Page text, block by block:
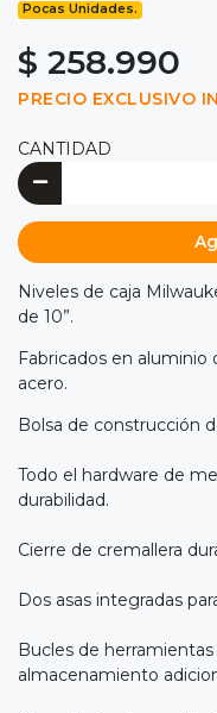
Pocas Unidades.
$ 258.990
PRECIO EXCLUSIVO
CANTIDAD
Niveles de caja
de 10”.
Fabricados en aluminio
acero.
Bolsa de construcción
Todo el hardware de
durabilidad.
Cierre de cremallera
Dos asas integradas
Bucles de
almacenamiento